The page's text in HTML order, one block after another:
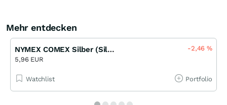
Mehr entdecken
NYMEX COMEX Silber (Silver) Endlos Turbo Long Open-End (MS)
5,96 EUR
-2,46%
Watchlist Portfolio